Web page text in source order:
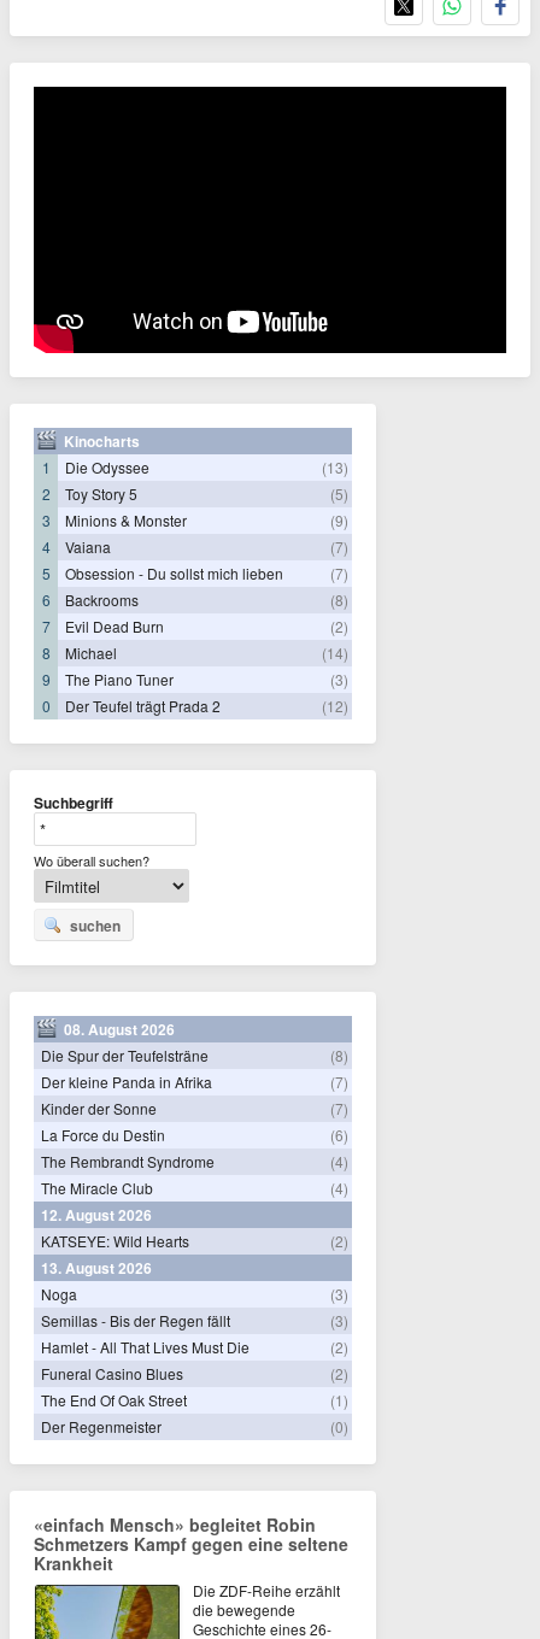
Kinocharts
1 Die Odyssee
(13)
2
Toy Story 5
(5)
3
Minions & Monster
(9)
4
Vaiana
(7)
5
Obsession - Du sollst mich lieben
(7)
6
Backrooms
(8)
7
Evil Dead Burn
(2)
8
Michael
(14)
9
The Piano Tuner
(3)
0
Der Teufel trägt Prada 2 (12)
Suchbegriff
Wo überall suchen?
suchen
08. August 2026
Die Spur der Teufelsträne
(8)
Der kleine Panda in Afrika
(7)
Kinder der Sonne
(7)
La Force du Destin
(6)
The Rembrandt Syndrome
(4)
The Miracle Club
(4)
12. August 2026
KATSEYE: Wild Hearts (2)
13. August 2026
Noga
(3)
Semillas - Bis der Regen fällt
(3)
Hamlet - All That Lives Must Die
(2)
Funeral Casino Blues
(2)
The End Of Oak Street
(1)
Der Regenmeister
(0)
«einfach Mensch» begleitet Robin
Schmetzers Kampf gegen eine seltene
Krankheit
Die ZDF-Reihe erzählt
die bewegende
Geschichte eines 26-